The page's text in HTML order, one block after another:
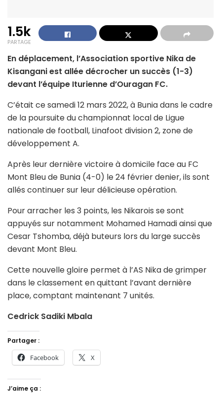
1.5k
PARTAGE
En déplacement, l’Association sportive Nika de
Kisangani est allée décrocher un succès (1-3)
devant l’équipe Iturienne d’Ouragan FC.
C’était ce samedi 12 mars 2022, à Bunia dans le cadre
de la poursuite du championnat local de Ligue
nationale de football, Linafoot division 2, zone de
développement A.
Après leur dernière victoire à domicile face au FC
Mont Bleu de Bunia (4-0) le 24 février denier, ils sont
allés continuer sur leur délicieuse opération.
Pour arracher les 3 points, les Nikarois se sont
appuyés sur notamment Mohamed Hamadi ainsi que
Cesar Tshomba, déjà buteurs lors du large succès
devant Mont Bleu.
Cette nouvelle gloire permet à l’AS Nika de grimper
dans le classement en quittant l’avant dernière
place, comptant maintenant 7 unités.
Cedrick Sadiki Mbala
Partager :
Facebook X
J’aime ça :